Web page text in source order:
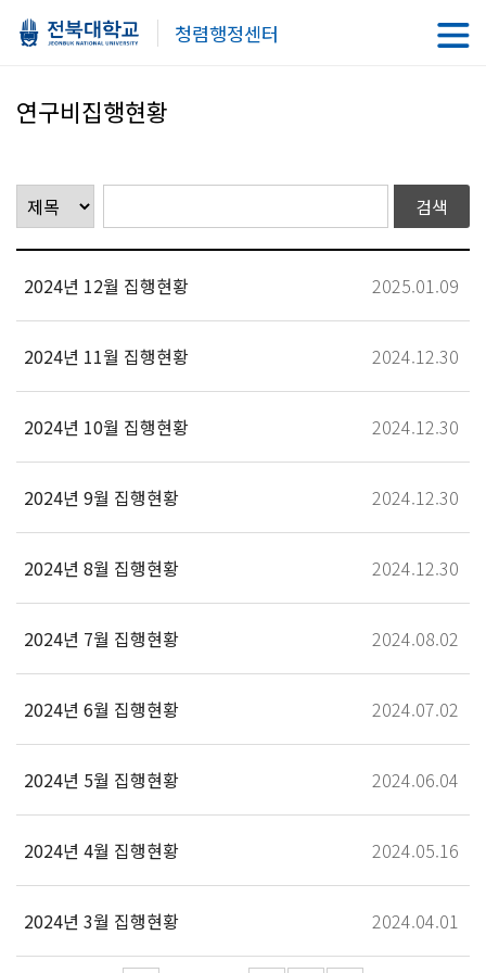
청렴행정센터
연구비집행현황
2024년 12월 집행현황 2025.01.09
2024년 11월 집행현황 2024.12.30
2024년 10월 집행현황 2024.12.30
2024년 9월 집행현황 2024.12.30
2024년 8월 집행현황 2024.12.30
2024년 7월 집행현황 2024.08.02
2024년 6월 집행현황 2024.07.02
2024년 5월 집행현황 2024.06.04
2024년 4월 집행현황 2024.05.16
2024년 3월 집행현황 2024.04.01